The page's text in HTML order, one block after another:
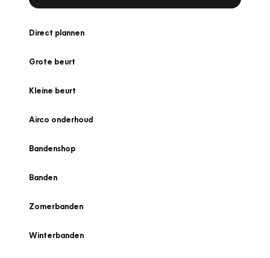
Direct plannen
Grote beurt
Kleine beurt
Airco onderhoud
Bandenshop
Banden
Zomerbanden
Winterbanden